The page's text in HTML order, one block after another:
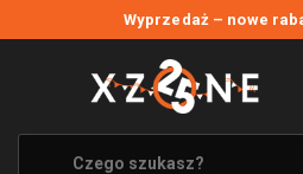
Wyprzedaż – nowe
WYPRZEDAŻ
WSZYSTKIE MARKI
XZONE ORIGINALS